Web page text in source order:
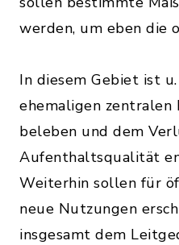
werden, um eben die
In diesem Gebiet ist
ehemaligen zentralen
beleben und dem
Aufenthaltsqualität
Weiterhin sollen für
neue Nutzungen
insgesamt dem